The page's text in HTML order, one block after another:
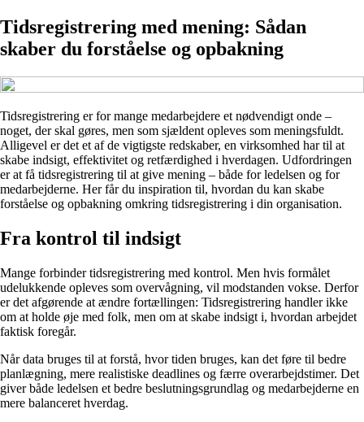
Tidsregistrering med mening: Sådan
skaber du forståelse og opbakning
Tidsregistrering er for mange medarbejdere et nødvendigt onde –
noget, der skal gøres, men som sjældent opleves som meningsfuldt.
Alligevel er det et af de vigtigste redskaber, en virksomhed har til at
skabe indsigt, effektivitet og retfærdighed i hverdagen. Udfordringen
er at få tidsregistrering til at give mening – både for ledelsen og for
medarbejderne. Her får du inspiration til, hvordan du kan skabe
forståelse og opbakning omkring tidsregistrering i din organisation.
Fra kontrol til indsigt
Mange forbinder tidsregistrering med kontrol. Men hvis formålet
udelukkende opleves som overvågning, vil modstanden vokse. Derfor
er det afgørende at ændre fortællingen: Tidsregistrering handler ikke
om at holde øje med folk, men om at skabe indsigt i, hvordan arbejdet
faktisk foregår.
Når data bruges til at forstå, hvor tiden bruges, kan det føre til bedre
planlægning, mere realistiske deadlines og færre overarbejdstimer. Det
giver både ledelsen et bedre beslutningsgrundlag og medarbejderne en
mere balanceret hverdag.